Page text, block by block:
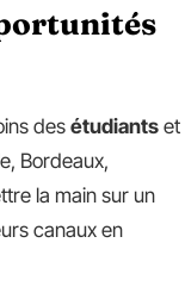
desétudiants et
Bordeaux,
la main sur un
canaux en